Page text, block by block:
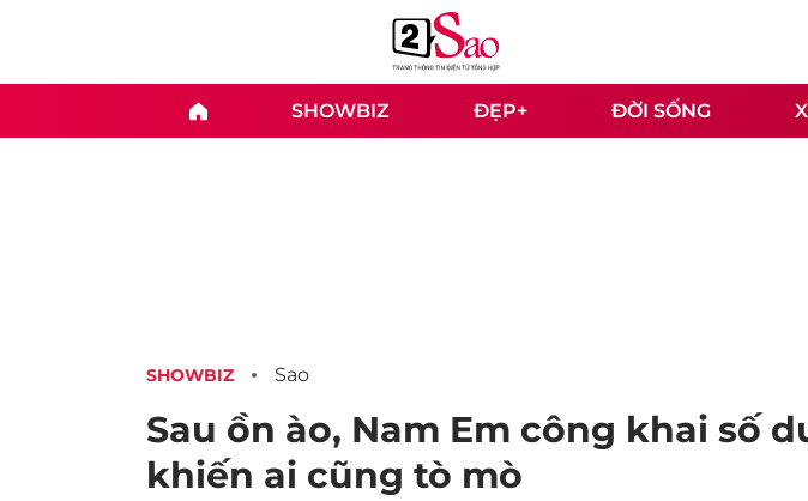
SHOWBIZ ĐẸP+ ĐỜI SỐNG
SHOWBIZ Sao
Sau ồn ào, Nam Em công khai số
khiến ai cũng tò mò